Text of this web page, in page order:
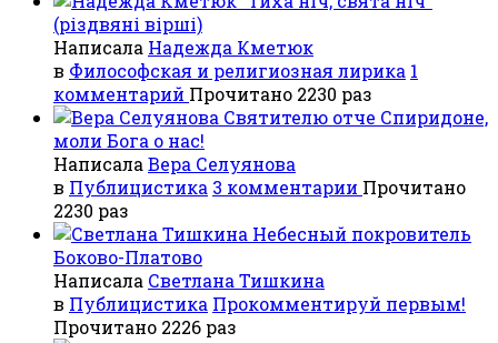
(різдвяні вірші)
Написала Надежда Кметюк
в Философская и религиозная лирика 1
комментарий Прочитано 2230 раз
Святителю отче Спиридоне,
моли Бога о нас!
НаписалаВера Селуянова
в Публицистика 3 комментарии Прочитано
2230 раз
Небесный покровитель
Боково-Платово
Написала Светлана Тишкина
в Публицистика Прокомментируй первым!
Прочитано 2226 раз